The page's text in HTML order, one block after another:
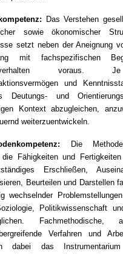
Das Verstehen
sowie ökonomischer
setzt neben der Aneignung
mit fachspezifischen
voraus.
und
Deutungs- und
Kontext abzugleichen,
weiterzuentwickeln.
Die
die Fähigkeiten und
Erschließen,
Beurteilen und Darstellen
wechselnder
Politikwissenschaft
Fachmethodische,
Verfahren und
dabei das